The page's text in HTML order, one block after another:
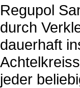
Regupol
durch
dauerhaft
jeder